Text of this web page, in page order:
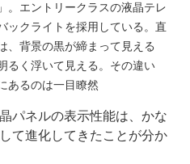
。エントリークラスの液晶テレ
ックライトを採用している。直
、背景の黒が締まって見える
るく浮いて見える。その違い
あるのは一目瞭然
パネルの表示性能は、かな
て進化してきたことが分か